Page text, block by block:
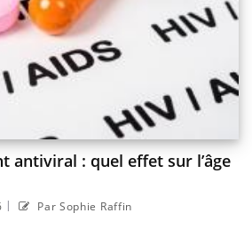
antiviral : quel effet sur l’âge
| Par Sophie Raffin